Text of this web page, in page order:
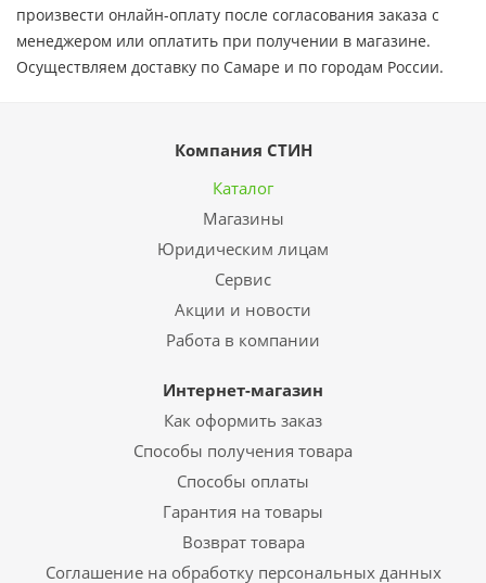
произвести онлайн-оплату после согласования заказа с
менеджером или оплатить при получении в магазине.
Осуществляем доставку по Самаре и по городам России.
Компания СТИН
Каталог
Магазины
Юридическим лицам
Сервис
Акции и новости
Работа в компании
Интернет-магазин
Как оформить заказ
Способы получения товара
Способы оплаты
Гарантия на товары
Возврат товара
Соглашение на обработку персональных данных